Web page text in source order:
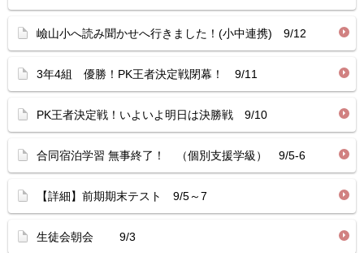
嶮山小へ読み聞かせへ行きました！(小中連携) 9/12
3年4組 優勝！PK王者決定戦閉幕！ 9/11
PK王者決定戦！いよいよ明日は決勝戦 9/10
合同宿泊学習 無事終了！ （個別支援学級） 9/5-6
【詳細】前期期末テスト 9/5～7
生徒会朝会 9/3